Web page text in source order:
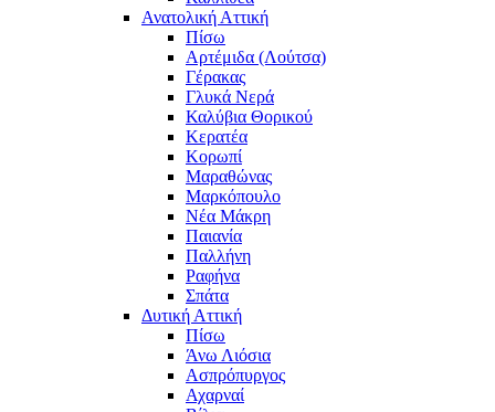
Ανατολική Αττική
Πίσω
Αρτέμιδα (Λούτσα)
Γέρακας
Γλυκά Νερά
Καλύβια Θορικού
Κερατέα
Κορωπί
Μαραθώνας
Μαρκόπουλο
Νέα Μάκρη
Παιανία
Παλλήνη
Ραφήνα
Σπάτα
Δυτική Αττική
Πίσω
Άνω Λιόσια
Ασπρόπυργος
Αχαρναί